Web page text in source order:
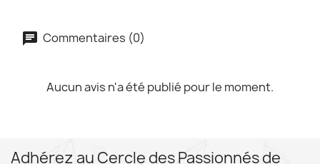
Commentaires (0)
Aucun avis n'a été publié pour le moment.
Adhérez au Cercle des Passionnés de